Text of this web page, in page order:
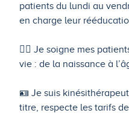
patients du lundi au
en charge leur
🤸‍♂️ Je soigne mes
vie : de la naissance à
🪪 Je suis
titre, respecte les tarifs